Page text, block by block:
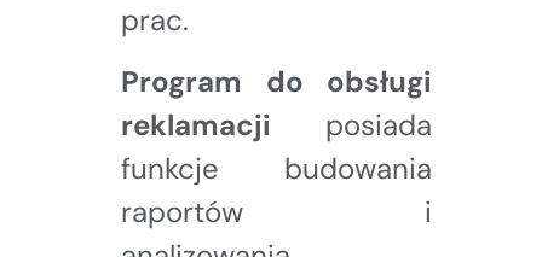
prac.
Program do obsługi
reklamacji
posiada
funkcje budowania
raportów i